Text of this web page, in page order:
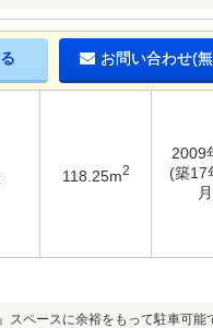
お問い合わせ(
118.25m2
2009
(築17
ペースに余裕をもって駐車可能